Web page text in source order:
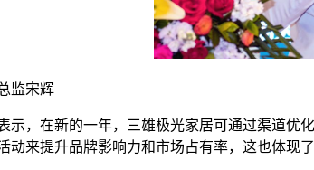
监宋辉
在新的一年，三雄极光家居可通过渠道优
动来提升品牌影响力和市场占有率，这也体现